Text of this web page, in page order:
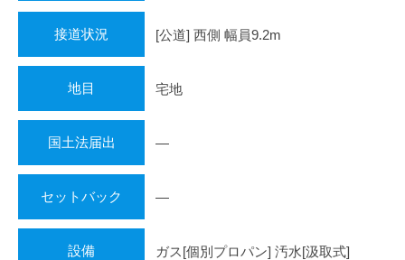
接道状況 [公道] 西側 幅員9.2m
地目 宅地
国土法届出 ―
セットバック ―
設備 ガス[個別プロパン] 汚水[汲取式]